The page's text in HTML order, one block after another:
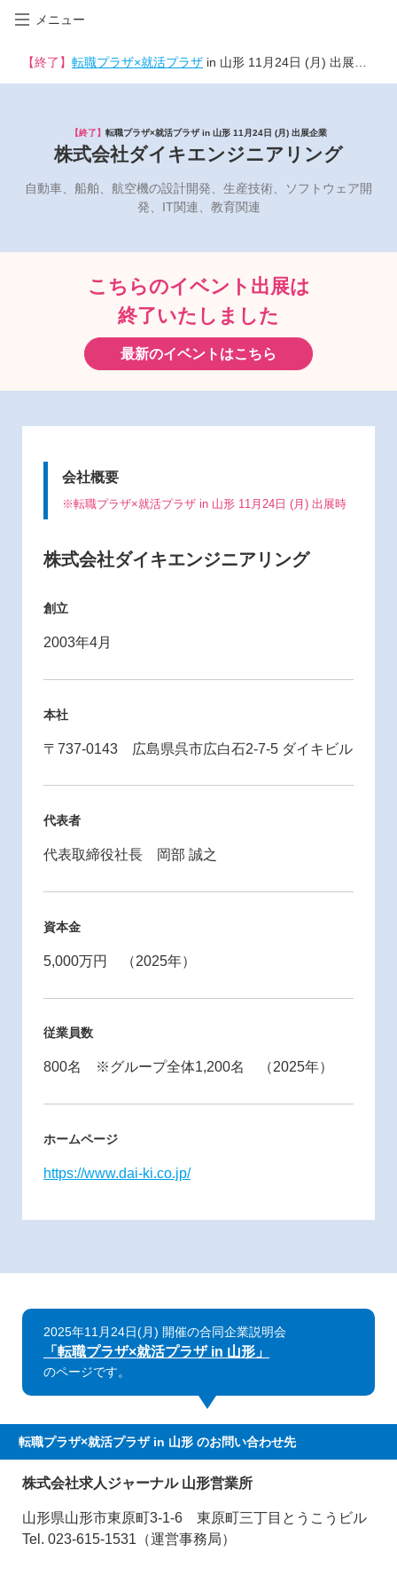
メニュー
【終了】 転職プラザ×就活プラザ in 山形 11月24日 (月) 出展企業
【終了】 転職プラザ×就活プラザ in 山形 11月24日 (月) 出展企業
株式会社ダイキエンジニアリング
自動車、船舶、航空機の設計開発、生産技術、ソフトウェア開
発、IT関連、教育関連
こちらのイベント出展は
終了いたしました
最新のイベントはこちら
会社概要
※転職プラザ×就活プラザ in 山形 11月24日 (月) 出展時
株式会社ダイキエンジニアリング
創立
2003年4月
本社
〒737-0143 広島県呉市広白石2-7-5 ダイキビル
代表者
代表取締役社長 岡部 誠之
資本金
5,000万円 （2025年）
従業員数
800名 ※グループ全体1,200名 （2025年）
ホームページ
https://www.dai-ki.co.jp/
2025年11月24日(月) 開催の合同企業説明会
「転職プラザ×就活プラザ in 山形」
のページです。
転職プラザ×就活プラザ in 山形 のお問い合わせ先
株式会社求人ジャーナル 山形営業所
山形県山形市東原町3-1-6 東原町三丁目とうこうビル
Tel. 023-615-1531（運営事務局）